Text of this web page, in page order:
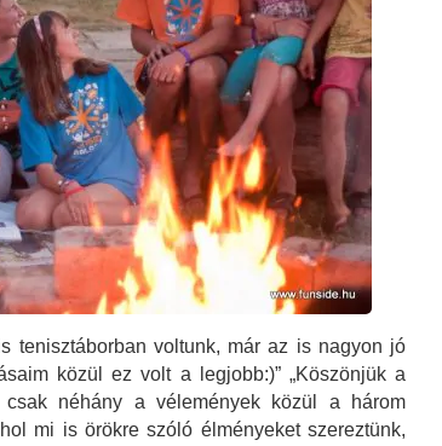
tenisztáborban voltunk, már az is nagyon jó
közül ez volt a legjobb:)” „Köszönjük a
néhány a vélemények közül a három
mi is örökre szóló élményeket szereztünk,